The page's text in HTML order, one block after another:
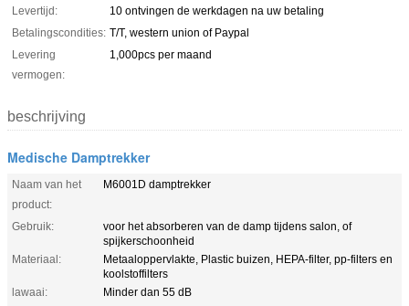
Levertijd:
10 ontvingen de werkdagen na uw betaling
Betalingscondities: T/T, western union of Paypal
Levering
vermogen:
1,000pcs per maand
beschrijving
Medische Damptrekker
Naam van het
product:
M6001D damptrekker
Gebruik:
voor het absorberen van de damp tijdens salon, of
spijkerschoonheid
Materiaal:
Metaaloppervlakte, Plastic buizen, HEPA-filter, pp-filters en
koolstoffilters
lawaai:
Minder dan 55 dB